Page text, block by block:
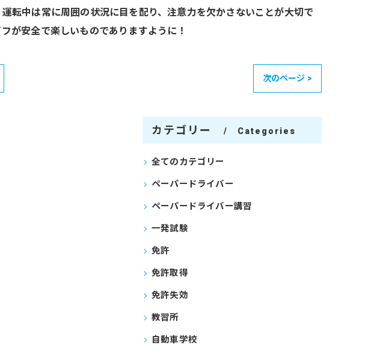
転中は常に周囲の状況に目を配り、注意力を欠かさないことが大切で
が安全で楽しいものでありますように！
次のページ >
カテゴリー Categories
全てのカテゴリー
ペーパードライバー
ペーパードライバー講習
一発試験
免許
免許取得
免許失効
教習所
自動車学校